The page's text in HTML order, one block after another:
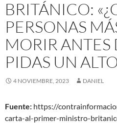
BRITÁNICO:
PERSONAS
MORIR ANTES
PIDAS UN
4 NOVIEMBRE, 2023 DANIEL
Fuente: https://
carta-al-primer-ministro-